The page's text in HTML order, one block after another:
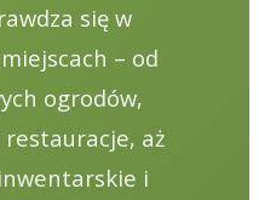
się w
– od
ogrodów,
aż
i